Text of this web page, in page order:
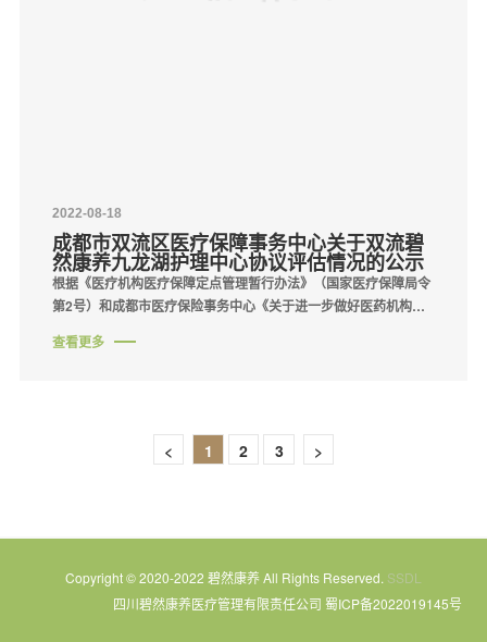
2022-08-18
成都市双流区医疗保障事务中心关于双流碧
然康养九龙湖护理中心协议评估情况的公示
根据《医疗机构医疗保障定点管理暂行办法》（国家医疗保障局令
第2号）和成都市医疗保险事务中心《关于进一步做好医药机构医
规定，成都市医疗保险事务中心于···
查看更多
< 1 2 3 >
Copyright © 2020-2022 碧然康养 All Rights Reserved. SSDL
四川碧然康养医疗管理有限责任公司 蜀ICP备2022019145号